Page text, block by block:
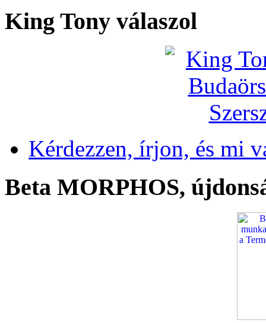
King Tony válaszol
Kérdezzen, írjon, és mi
Beta MORPHOS,